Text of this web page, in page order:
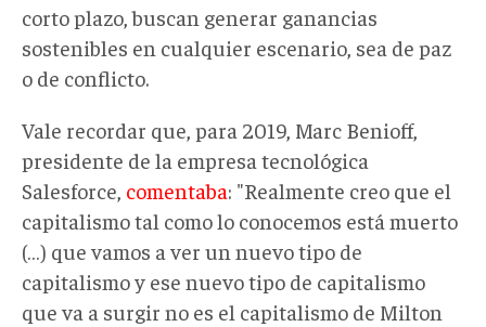
corto plazo, buscan generar ganancias
sostenibles en cualquier escenario, sea de paz
o de conflicto.
Vale recordar que, para 2019, Marc Benioff,
presidente de la empresa tecnológica
Salesforce, comentaba: "Realmente creo que el
capitalismo tal como lo conocemos está muerto
(…) que vamos a ver un nuevo tipo de
capitalismo y ese nuevo tipo de capitalismo
que va a surgir no es el capitalismo de Milton